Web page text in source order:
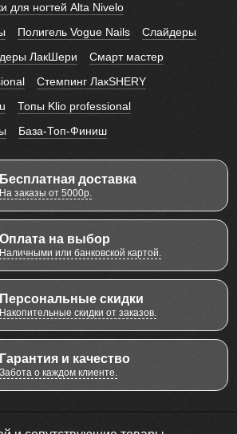
для ногтей Alta Nivelo
Полигель Vogue Nails
Слайдеры
ЛакШери
Смарт мастер
Стемпинг ЛакSHERY
Топы Klio professional
База-Топ-Финиш
Бесплатная доставка
На заказы от 5000р.
Оплата на выбор
Наличными или банковской картой.
Персональные скидки
Накопительные скидки от заказов.
Гарантия и качество
Забота о каждом клиенте.